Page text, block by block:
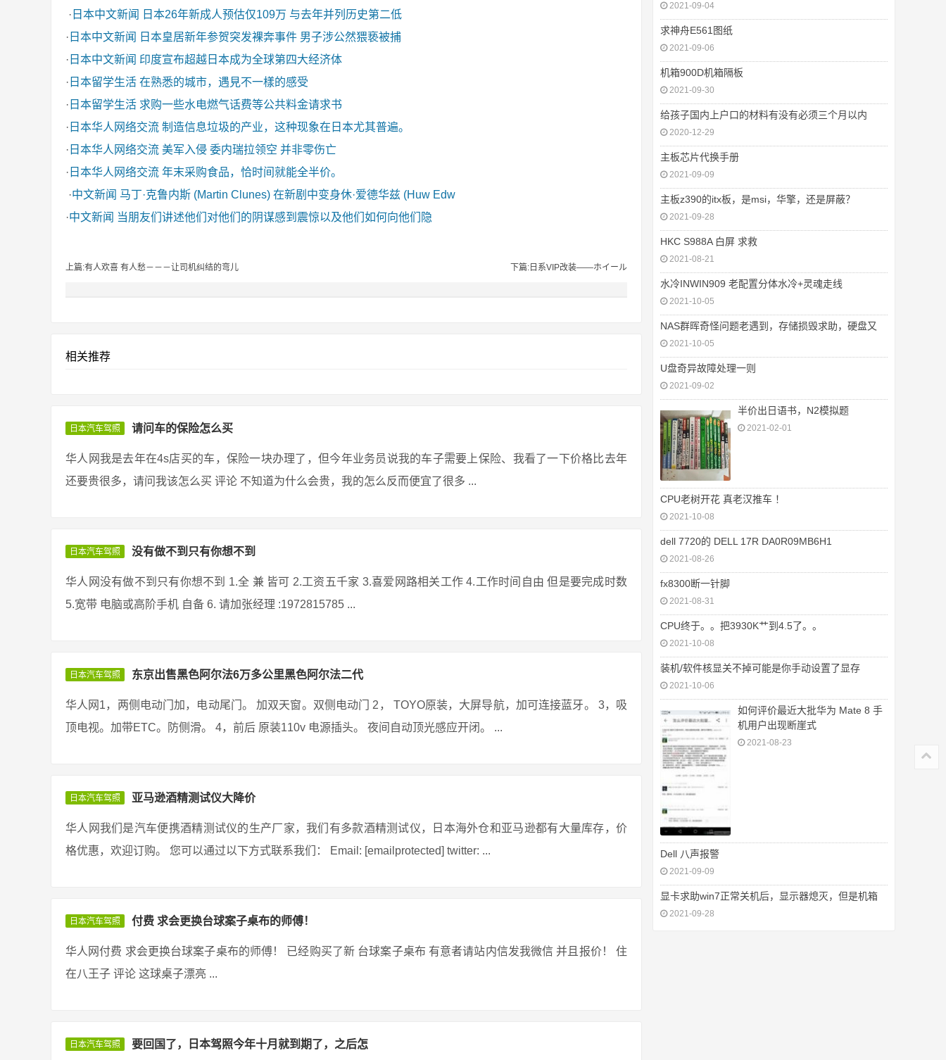
· 日本中文新闻
日本26年新成人预估仅109万 与去年并列历史第二低
· 日本中文新闻
日本皇居新年参贺突发裸奔事件 男子涉公然猥亵被捕
· 日本中文新闻 印度宣布超越日本成为全球第四大经济体
· 日本留学生活 在熟悉的城市，遇見不一樣的感受
· 日本留学生活 求购一些水电燃气话费等公共料金请求书
· 日本华人网络交流 制造信息垃圾的产业，这种现象在日本尤其普遍。
· 日本华人网络交流 美军入侵 委内瑞拉领空 并非零伤亡
· 日本华人网络交流 年末采购食品，恰时间就能全半价。
·中文新闻 马丁·克鲁内斯 (Martin Clunes) 在新剧中变身休·爱德华兹 (Huw Edw
·中文新闻 当朋友们讲述他们对他们的阴谋感到震惊以及他们如何向他们隐
上篇:有人欢喜 有人愁－－－让司机纠结的弯儿 下篇:日系VIP改装——ホイール
相关推荐
日本汽车驾照 请问车的保险怎么买
华人网我是去年在4s店买的车，保险一块办理了，但今年业务员说我的车子需要上保险、我看了一下价格比去年
还要贵很多，请问我该怎么买 评论 不知道为什么会贵，我的怎么反而便宜了很多 ...
日本汽车驾照 没有做不到只有你想不到
华人网没有做不到只有你想不到 1.全 兼 皆可 2.工资五千家 3.喜爱网路相关工作 4.工作时间自由 但是要完成时数
5.宽带 电脑或高阶手机 自备 6. 请加张经理 :1972815785 ...
日本汽车驾照 东京出售黑色阿尔法6万多公里黑色阿尔法二代
华人网1，两侧电动门加，电动尾门。 加双天窗。双侧电动门 2， TOYO原装，大屏导航，加可连接蓝牙。 3，吸
顶电视。加带ETC。防侧滑。 4，前后 原装110v 电源插头。 夜间自动顶光感应开闭。 ...
日本汽车驾照 亚马逊酒精测试仪大降价
华人网我们是汽车便携酒精测试仪的生产厂家，我们有多款酒精测试仪，日本海外仓和亚马逊都有大量库存，价
格优惠，欢迎订购。 您可以通过以下方式联系我们： Email: [emailprotected] twitter: ...
日本汽车驾照 付费 求会更换台球案子桌布的师傅！
华人网付费 求会更换台球案子桌布的师傅！ 已经购买了新 台球案子桌布 有意者请站内信发我微信 并且报价！ 住
在八王子 评论 这球桌子漂亮 ...
日本汽车驾照 要回国了，日本驾照今年十月就到期了，之后怎
2021-09-04
求神舟E561图纸
2021-09-06
机箱900D机箱隔板
2021-09-30
给孩子国内上户口的材料有没有必须三个月以内
2020-12-29
主板芯片代换手册
2021-09-09
主板z390的itx板，是msi，华擎，还是屏蔽？
2021-09-28
HKC S988A 白屏 求救
2021-08-21
水冷INWIN909 老配置分体水冷+灵魂走线
2021-10-05
NAS群晖奇怪问题老遇到，存储损毁求助，硬盘又
2021-10-05
U盘奇异故障处理一则
2021-09-02
半价出日语书，N2模拟题
2021-02-01
CPU老树开花 真老汉推车 ！
2021-10-08
dell 7720的 DELL 17R DA0R09MB6H1
2021-08-26
fx8300断一针脚
2021-08-31
CPU终于。。把3930K艹到4.5了。。
2021-10-08
装机/软件核显关不掉可能是你手动设置了显存
2021-10-06
如何评价最近大批华为 Mate 8 手
机用户出现断崖式
2021-08-23
Dell 八声报警
2021-09-09
显卡求助win7正常关机后，显示器熄灭，但是机箱
2021-09-28